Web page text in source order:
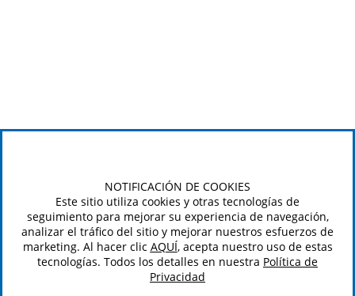
NOTIFICACIÓN DE COOKIES
Este sitio utiliza cookies y otras tecnologías de
seguimiento para mejorar su experiencia de navegación,
analizar el tráfico del sitio y mejorar nuestros esfuerzos de
marketing. Al hacer clic AQUÍ, acepta nuestro uso de estas
tecnologías. Todos los detalles en nuestra Política de
Privacidad